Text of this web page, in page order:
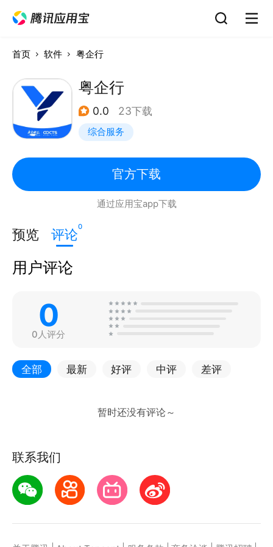
首页 软件 粤企行
粤企行
0.0 23下载
综合服务
官方下载
通过应用宝app下载
预览 评论0
用户评论
0
0人评分
全部 最新 好评 中评 差评
联系我们